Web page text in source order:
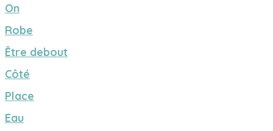
On
Robe
Être debout
Côté
Place
Eau